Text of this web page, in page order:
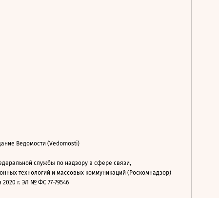
Ведомости (Vedomosti)
службы по надзору в сфере связи,
технологий и массовых коммуникаций (Роскомнадзор)
2020 г. ЭЛ № ФС 77-79546